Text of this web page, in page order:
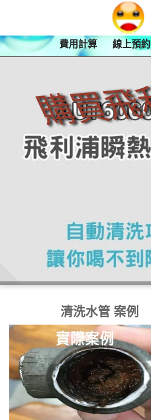
費用計算 線上預約
清洗水管 案例